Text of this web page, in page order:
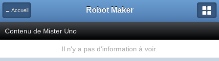
← Accueil Robot Maker
Contenu de Mister Uno
Il n'y a pas d'information à voir.